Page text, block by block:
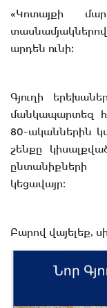
«Կոտայքի
արդեն ունի։
Գյուղի
մանկապարտեզ
80-ականներին
շենքը
կեցավայր։
Բարով վայելեք,